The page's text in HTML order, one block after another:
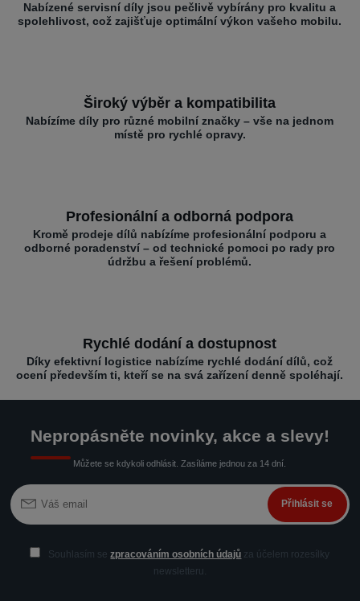
Nabízené servisní díly jsou pečlivě vybírány pro kvalitu a
spolehlivost, což zajišťuje optimální výkon vašeho mobilu.
Široký výběr a kompatibilita
Nabízíme díly pro různé mobilní značky – vše na jednom
místě pro rychlé opravy.
Profesionální a odborná podpora
Kromě prodeje dílů nabízíme profesionální podporu a
odborné poradenství – od technické pomoci po rady pro
údržbu a řešení problémů.
Rychlé dodání a dostupnost
Díky efektivní logistice nabízíme rychlé dodání dílů, což
ocení především ti, kteří se na svá zařízení denně spoléhají.
Nepropásněte novinky, akce a slevy!
Můžete se kdykoli odhlásit. Zasíláme jednou za 14 dní.
Přihlásit se
Souhlasím sezpracováním osobních údajů za účelem rozesílky
newsletteru.